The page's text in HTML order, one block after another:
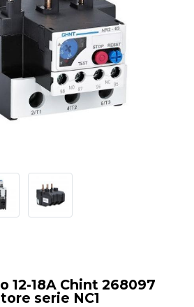
12-18A Chint 268097
serie NC1